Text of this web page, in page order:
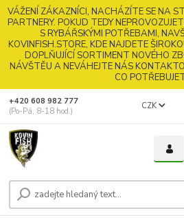
VÁŽENÍ ZÁKAZNÍCI, NACHÁZÍTE SE NA
PARTNERY. POKUD TEDY
S RYBÁŘSKÝMI POTŘEBAMI,
KOVINFISH.STORE, KDE NAJDETE
DOPLŇUJÍCÍ SORTIMENT NOVÉHO
NÁVŠTĚU A NEVÁHEJTE NÁS
CO
CZK
+420 608 982 777
(Po-Pá, 8-18 hod.)